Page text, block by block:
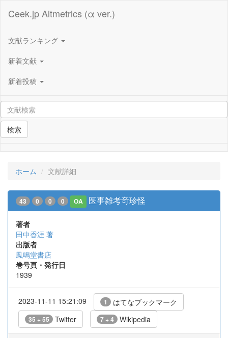
Ceek.jp Altmetrics (α ver.)
文献ランキング
新着文献
新着投稿
検索
ホーム 文献詳細
43 0 0 0 OA 医事雑考竒珍怪
著者
田中香涯 著
出版者
鳳鳴堂書店
巻号頁・発行日
1939
2023-11-11 15:21:09 1 はてなブックマーク
35 + 55 Twitter 7 + 4 Wikipedia